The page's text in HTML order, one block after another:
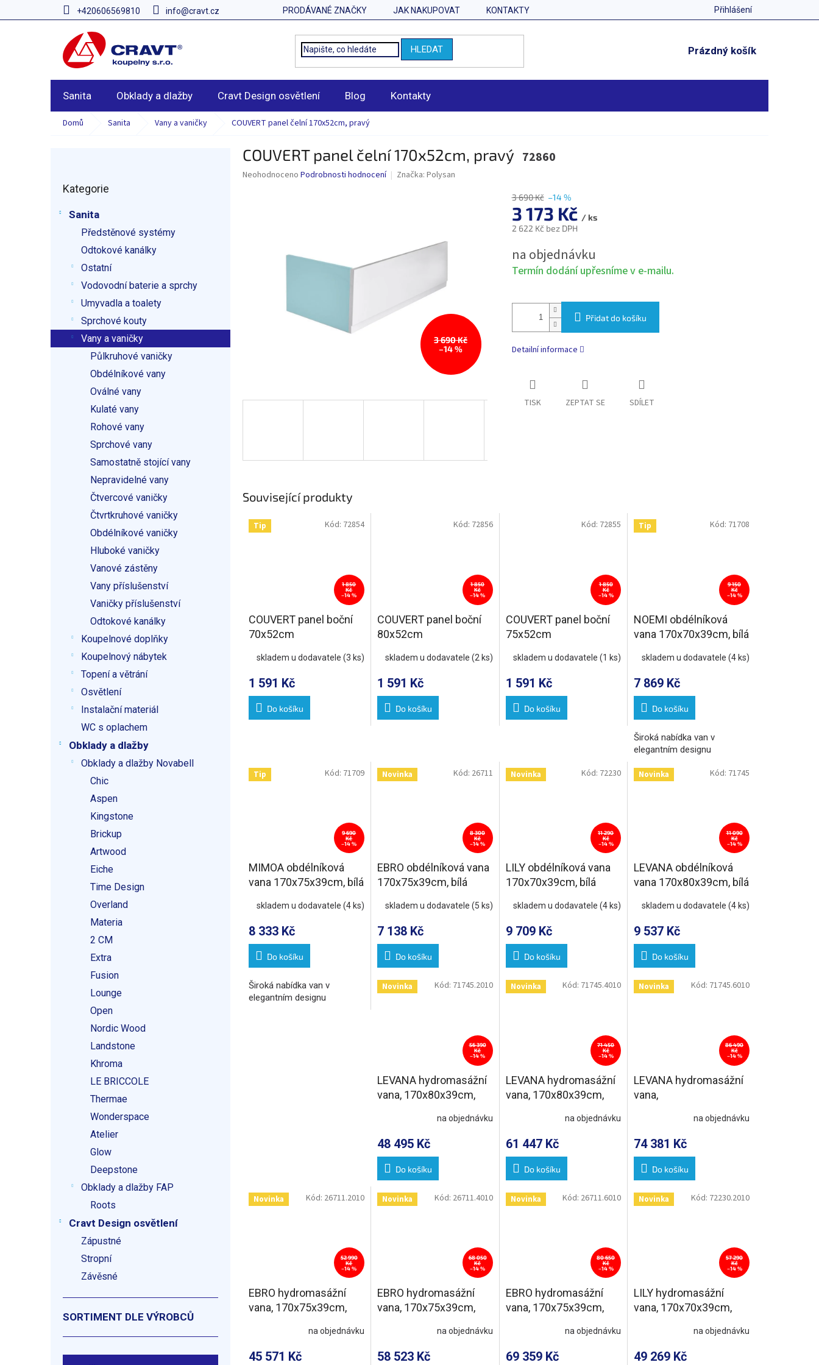
na
+420606569810 info@cravt.cz PRODÁVANÉ ZNAČKY JAK NAKUPOVAT KONTAKTY Přihlášení
HLEDAT
NÁKUPNÍ
Prázdný košík
Sanita Obklady a dlažby Cravt Design osvětlení Blog Kontakty
Domů Sanita Vany a vaničky COUVERT panel čelní 170x52cm, pravý
l
kategorie
Kategorie
Sanita
Předstěnové systémy
Odtokové kanálky
Ostatní
Vodovodní baterie a sprchy
Umyvadla a toalety
Sprchové kouty
Vany a vaničky
Půlkruhové vaničky
Obdélníkové vany
Oválné vany
Kulaté vany
Rohové vany
Sprchové vany
Samostatně stojící vany
Nepravidelné vany
Čtvercové vaničky
Čtvrtkruhové vaničky
Obdélníkové vaničky
Hluboké vaničky
Vanové zástěny
Vany příslušenství
Vaničky příslušenství
Odtokové kanálky
Koupelnové doplňky
Koupelnový nábytek
Topení a větrání
Osvětlení
Instalační materiál
WC s oplachem
Obklady a dlažby
Obklady a dlažby Novabell
Chic
Aspen
Kingstone
Brickup
Artwood
Eiche
Time Design
Overland
Materia
2 CM
Extra
Fusion
Lounge
Open
Nordic Wood
Landstone
Khroma
LE BRICCOLE
Thermae
Wonderspace
Atelier
Glow
Deepstone
Obklady a dlažby FAP
Roots
Cravt Design osvětlení
Zápustné
Stropní
Závěsné
SORTIMENT DLE VÝROBCŮ
COUVERT panel čelní 170x52cm, pravý 72860
Průměrné
Neohodnoceno Podrobnosti hodnocení Značka: Polysan
3 690 Kč
–14 %
3 690 Kč –14 %
3 173 Kč / ks
2 622 Kč bez DPH
cena:
na objednávku
Termín dodání upřesníme v e-mailu.
Přidat do košíku
Detailní informace
TISK ZEPTAT SE SDÍLET
Související produkty
Tip
1 850
Kč
–14 %
COUVERT panel boční
70x52cm
skladem u dodavatele (3 ks)
1 591 Kč
Do košíku
Kód: 72854
1 850
Kč
–14 %
COUVERT panel boční
80x52cm
skladem u dodavatele (2 ks)
1 591 Kč
Do košíku
Kód: 72856
1 850
Kč
–14 %
COUVERT panel boční
75x52cm
skladem u dodavatele(1 ks)
1 591 Kč
Do košíku
Kód: 72855 Tip
9 150
Kč
–14 %
NOEMI obdélníková
vana 170x70x39cm, bílá
skladem u dodavatele (4 ks)
7 869 Kč
Do košíku
Široká nabídka van v
elegantním designu
Kód: 71708
Tip
9 690
Kč
–14 %
MIMOA obdélníková
vana 170x75x39cm, bílá
skladem u dodavatele (4 ks)
8 333 Kč
Do košíku
Široká nabídka van v
elegantním designu
Kód: 71709 Novinka
8 300
Kč
–14 %
EBRO obdélníková vana
170x75x39cm, bílá
skladem u dodavatele (5 ks)
7 138 Kč
Do košíku
Kód: 26711 Novinka
11 290
Kč
–14 %
LILY obdélníková vana
170x70x39cm, bílá
skladem u dodavatele(4 ks)
9 709 Kč
Do košíku
Kód: 72230 Novinka
11 090
Kč
–14 %
LEVANA obdélníková
vana 170x80x39cm, bílá
skladem u dodavatele (4 ks)
9 537 Kč
Do košíku
Kód: 71745
Novinka
56 390
Kč
–14 %
LEVANA hydromasážní
vana, 170x80x39cm,
na objednávku
48 495 Kč
Do košíku
Kód: 71745.2010 Novinka
71 450
Kč
–14 %
LEVANA hydromasážní
vana, 170x80x39cm,
na objednávku
61 447 Kč
Do košíku
Kód: 71745.4010 Novinka
86 490
Kč
–14 %
LEVANA hydromasážní
vana,
Hydro-Air, chromna objednávku
74 381 Kč
Do košíku
Kód: 71745.6010
Novinka
52 990
Kč
–14 %
EBRO hydromasážní
vana, 170x75x39cm,
na objednávku
45 571 Kč
Kód: 26711.2010 Novinka
68 050
Kč
–14 %
EBRO hydromasážní
vana, 170x75x39cm,
na objednávku
58 523 Kč
Kód: 26711.4010 Novinka
80 650
Kč
–14 %
EBRO hydromasážní
vana, 170x75x39cm,
na objednávku
69 359 Kč
Kód: 26711.6010 Novinka
57 290
Kč
–14 %
LILY hydromasážní
vana, 170x70x39cm,
na objednávku
49 269 Kč
Kód: 72230.2010